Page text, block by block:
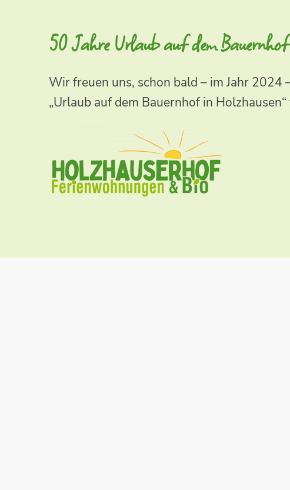
50 Jahre Urlaub auf dem Bauernhof
Wir freuen uns, schon bald – im Jahr 2024
„Urlaub auf dem Bauernhof in